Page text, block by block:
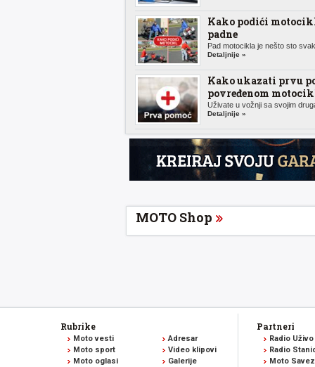
Kako podići
padne
Pad motocikla je nešto sto
Detaljnije »
Kako ukazati prvu
povređenom
Uživate u vožnji sa svojim
Detaljnije »
MOTO Shop
Rubrike
Moto vesti
Moto sport
Moto oglasi
Adresar
Video klipovi
Galerije
Partneri
Radio Uživo
Radio
Moto